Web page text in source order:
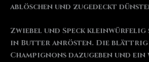
ablöschen und zugedeckt
Zwiebel und Speck kleinwürfelig
in Butter anrösten. Die blättrig
Champignons dazugeben und ein